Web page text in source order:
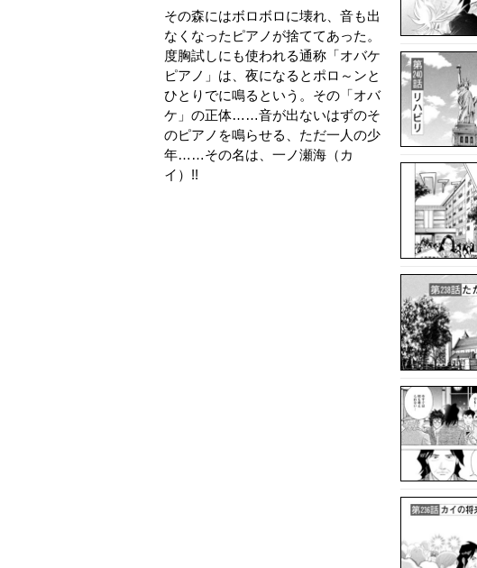
その森にはボロボロに壊れ、音も出
なくなったピアノが捨ててあった。
度胸試しにも使われる通称「オバケ
ピアノ」は、夜になるとポロ～ンと
ひとりでに鳴るという。その「オバ
ケ」の正体……音が出ないはずのそ
のピアノを鳴らせる、ただ一人の少
年……その名は、一ノ瀬海（カ
イ）!!